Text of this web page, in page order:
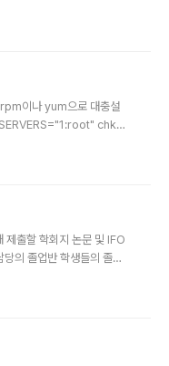
wiki.php/Dif
rpm이나 yum으로 대충설
chkc
제출할 학회지 논문 및 IFO
의 졸업반 학생들의 졸업
젠테이션 파일을 참조해
연결됨 HOST PC 사양 :